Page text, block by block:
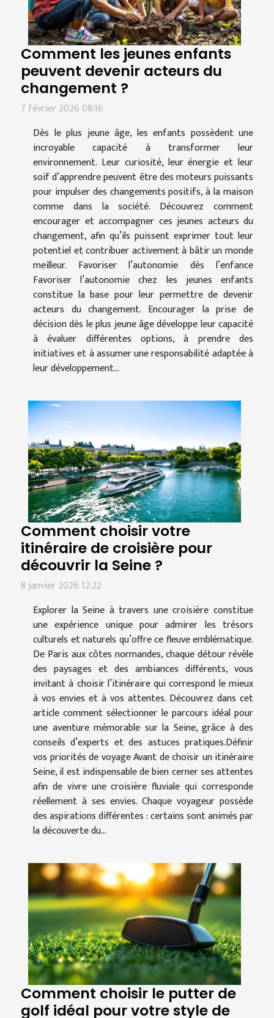
Comment les jeunes enfants
peuvent devenir acteurs du
changement ?
7 février 2026 08:16
Dès le plus jeune âge, les enfants possèdent une
incroyable capacité à transformer leur
environnement. Leur curiosité, leur énergie et leur
soif d’apprendre peuvent être des moteurs puissants
pour impulser des changements positifs, à la maison
comme dans la société. Découvrez comment
encourager et accompagner ces jeunes acteurs du
changement, afin qu’ils puissent exprimer tout leur
potentiel et contribuer activement à bâtir un monde
meilleur. Favoriser l’autonomie dès l’enfance
Favoriser l’autonomie chez les jeunes enfants
constitue la base pour leur permettre de devenir
acteurs du changement. Encourager la prise de
décision dès le plus jeune âge développe leur capacité
à évaluer différentes options, à prendre des
initiatives et à assumer une responsabilité adaptée à
leur développement...
Comment choisir votre
itinéraire de croisière pour
découvrir la Seine ?
8 janvier 2026 12:22
Explorer la Seine à travers une croisière constitue
une expérience unique pour admirer les trésors
culturels et naturels qu’offre ce fleuve emblématique.
De Paris aux côtes normandes, chaque détour révèle
des paysages et des ambiances différents, vous
invitant à choisir l’itinéraire qui correspond le mieux
à vos envies et à vos attentes. Découvrez dans cet
article comment sélectionner le parcours idéal pour
une aventure mémorable sur la Seine, grâce à des
conseils d’experts et des astuces pratiques.Définir
vos priorités de voyage Avant de choisir un itinéraire
Seine, il est indispensable de bien cerner ses attentes
afin de vivre une croisière fluviale qui corresponde
réellement à ses envies. Chaque voyageur possède
des aspirations différentes : certains sont animés par
la découverte du...
Comment choisir le putter de
golf idéal pour votre style de